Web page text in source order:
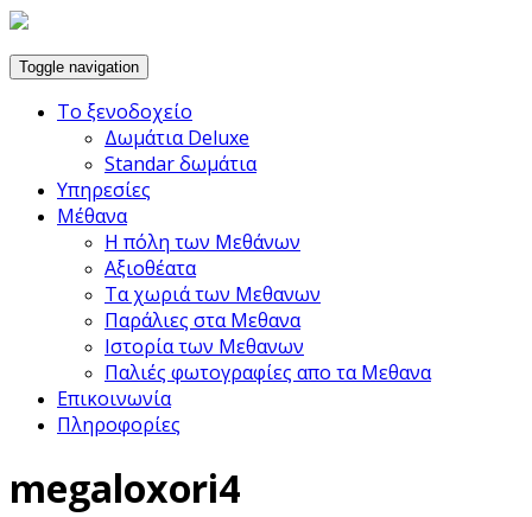
Toggle navigation
Το ξενοδοχείο
Δωμάτια Deluxe
Standar δωμάτια
Υπηρεσίες
Μέθανα
Η πόλη των Μεθάνων
Αξιοθέατα
Τα χωριά των Μεθανων
Παράλιες στα Μεθανα
Ιστορία των Μεθανων
Παλιές φωτογραφίες απο τα Μεθανα
Επικοινωνία
Πληροφορίες
megaloxori4